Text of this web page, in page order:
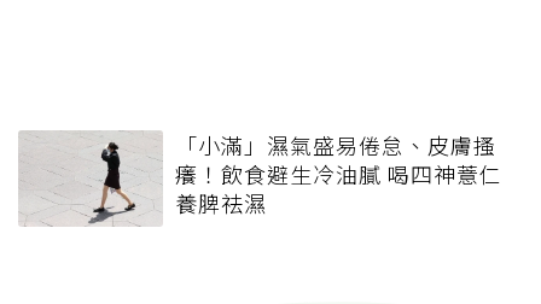
「小滿」濕氣盛易倦怠、皮膚搔
癢！飲食避生冷油膩 喝四神薏仁
養脾祛濕